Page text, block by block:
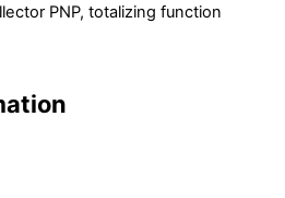
PNP, totalizing function